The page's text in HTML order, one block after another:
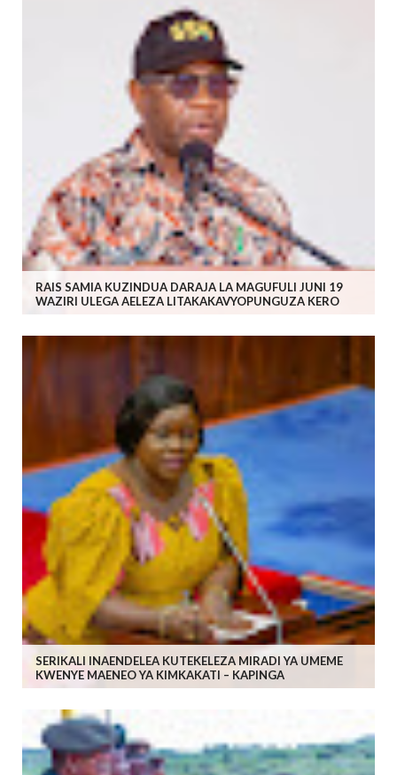
RAIS SAMIA KUZINDUA DARAJA LA MAGUFULI JUNI 19
WAZIRI ULEGA AELEZA LITAKAKAVYOPUNGUZA KERO
SERIKALI INAENDELEA KUTEKELEZA MIRADI YA UMEME
KWENYE MAENEO YA KIMKAKATI – KAPINGA